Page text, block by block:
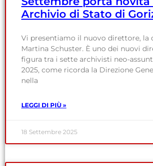
Archivio di Stato di
Vi presentiamo il nuovo direttore, la
Martina Schuster. È uno dei nuovi
figura tra i sette archivisti neo-
2025, come ricorda la Direzione
nella
LEGGI DI PIÙ »
18 Settembre 2025